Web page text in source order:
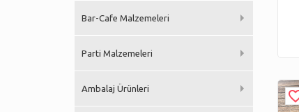
Bar-Cafe Malzemeleri
Parti Malzemeleri
Ambalaj Ürünleri